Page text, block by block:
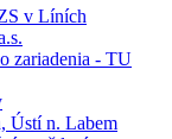
v Líních
zariadenia - TU
Ústí n. Labem